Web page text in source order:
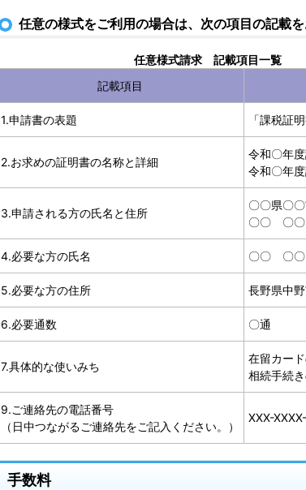
任意の様式をご利用の場合は、次の項目の記載を
任意様式請求 記載項目一覧
記載項目
1.申請書の表題 「課税証
2.お求めの証明書の名称と詳細
令和〇年
令和〇年
3.申請される方の氏名と住所
〇〇県〇
〇〇 〇〇
4.必要な方の氏名 〇〇 〇〇
5.必要な方の住所 長野県中
6.必要通数 〇通
7.具体的な使いみち
在留カー
相続手続
9.ご連絡先の電話番号
（日中つながるご連絡先をご記入ください。）
XXX-
手数料